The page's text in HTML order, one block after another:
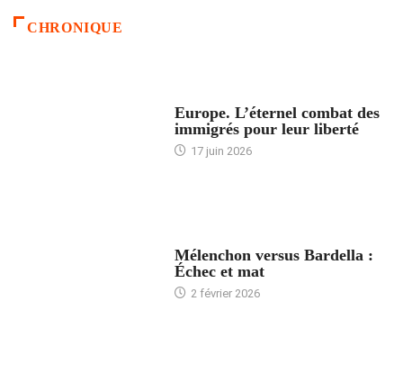
CHRONIQUE
Europe. L’éternel combat des
immigrés pour leur liberté
17 juin 2026
Mélenchon versus Bardella :
Échec et mat
2 février 2026